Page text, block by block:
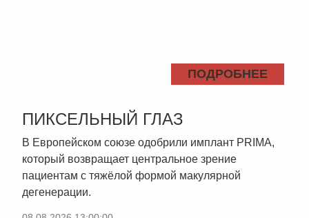
ПОДРОБНЕЕ
ПИКСЕЛЬНЫЙ ГЛАЗ
В Европейском союзе одобрили имплант PRIMA,
который возвращает центральное зрение
пациентам с тяжёлой формой макулярной
дегенерации.